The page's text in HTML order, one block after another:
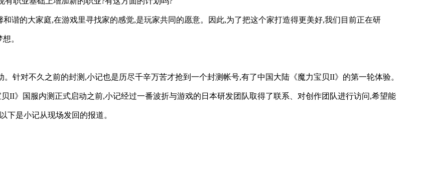
谐的大家庭,在游戏里寻找家的感觉,是玩家共同的愿意。因此,为了把这个家打造得更美好,我们目前正在研
。
针对不久之前的封测,小记也是历尽千辛万苦才抢到一个封测帐号,有了中国大陆《魔力宝贝II》的第一轮体验。
II》国服内测正式启动之前,小记经过一番波折与游戏的日本研发团队取得了联系、对创作团队进行访问,希望能
下是小记从现场发回的报道。